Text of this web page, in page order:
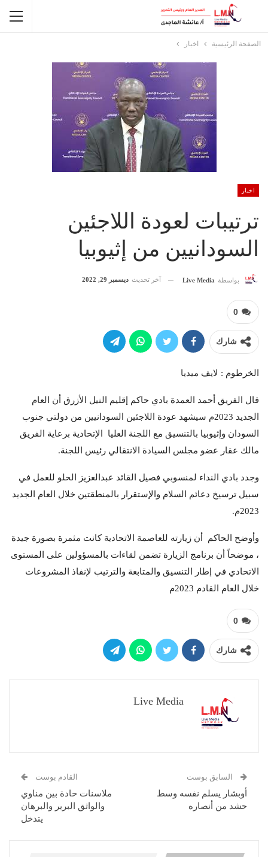
الصفحة الرئيسية اخبار
اخبار
ترتيبات لعودة اللاجئين
السودانيين من إثيوبيا
بواسطة Live Media آخر تحديث ديسمبر 29, 2022
0
شارك
الخرطوم : لايف ميديا
قال الفريق أحمد العمدة بادي حاكم إقليم النيل الأزرق أن العام
الجديد 2023م سيشهد عودة اللاجئين السودانيين من دولتي جنوب
السودان وإثيوبيا بالتنسيق مع اللجنة العليا الإتحادية برعاية الفريق
مالك عقار عضو مجلس السيادة الانتقالي رئيس اللجنة.
وجدد بادي النداء لمنسوبي فصيل القائد عبدالعزيز الحلو للعمل في
سبيل ترسيخ دعائم السلام والإستقرار بالمنطقتين خلال العام الجديد
2023م.
وأوضح الحاكم أن زيارته للعاصمة الاتحادية كانت مثمرة بصورة جيدة
، موضحاً أن برنامج الزيارة تضمن لقاءات بالمسؤولين على المستوى
الاتحادي في إطار التنسيق والمتابعة والترتيب لإنفاذ المشروعات
خلال العام القادم 2023م
0
شارك
Live Media
السابق بوست
أوبشار يسلم نفسه وسط
حشد من أنصاره
القادم بوست
ملاسنات حادة بين مناوي
والواثق البرير والبرهان
يتدخل